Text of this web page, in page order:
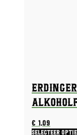
€1,09
Selecteer